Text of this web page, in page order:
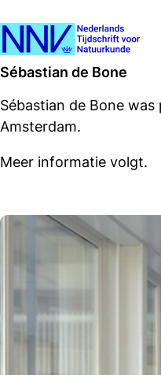
Sébastian de Bone
Sébastian de Bone
Amsterdam.
Meer informatie volgt.